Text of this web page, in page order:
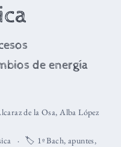
de energía
de la Osa,Alba López
🏷️ 1º Bach, apuntes,